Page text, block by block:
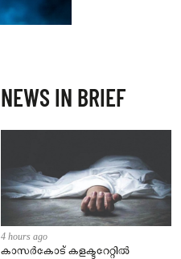
NEWS IN BRIEF
4 hours ago
കാസർകോട് കളക്ടറേറ്റിൽ